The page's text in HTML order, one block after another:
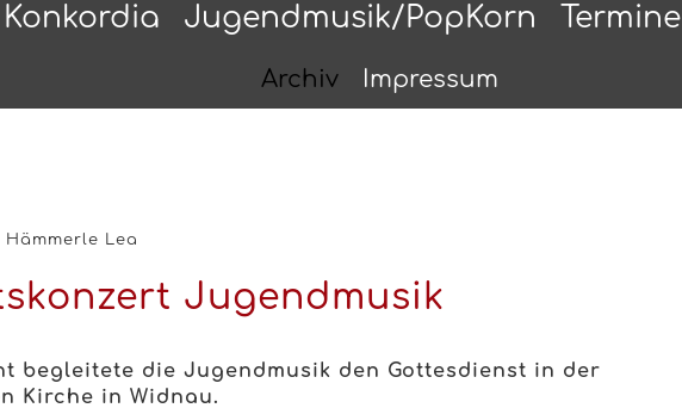
Konkordia Jugendmusik/PopKorn Termine
Archiv Impressum
Hämmerle Lea
Jugendmusik
begleitete die Jugendmusik den Gottesdienst in der
Kirche in Widnau.